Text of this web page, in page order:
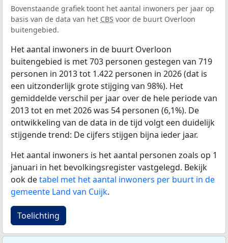
Bovenstaande grafiek toont het aantal inwoners per jaar op
basis van de data van het CBS voor de buurt Overloon
buitengebied.
Het aantal inwoners in de buurt Overloon
buitengebied is met 703 personen gestegen van 719
personen in 2013 tot 1.422 personen in 2026 (dat is
een uitzonderlijk grote stijging van 98%). Het
gemiddelde verschil per jaar over de hele periode van
2013 tot en met 2026 was 54 personen (6,1%). De
ontwikkeling van de data in de tijd volgt een duidelijk
stijgende trend: De cijfers stijgen bijna ieder jaar.
Het aantal inwoners is het aantal personen zoals op 1
januari in het bevolkingsregister vastgelegd. Bekijk
ook detabel met het aantal inwoners per buurt in de
gemeente Land van Cuijk.
Toelichting